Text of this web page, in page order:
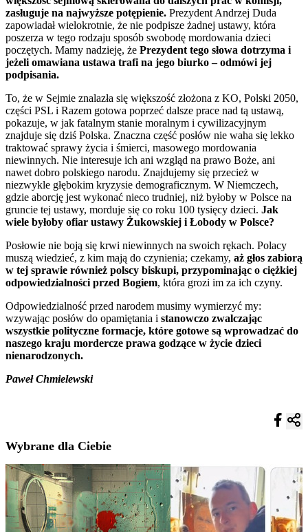
zasługuje na najwyższe potępienie. Prezydent Andrzej Duda
zapowiadał wielokrotnie, że nie podpisze żadnej ustawy, która
poszerza w tego rodzaju sposób swobodę mordowania dzieci
poczętych. Mamy nadzieję, że Prezydent tego słowa dotrzyma i
jeżeli omawiana ustawa trafi na jego biurko – odmówi jej
podpisania.
To, że w Sejmie znalazła się większość złożona z KO, Polski 2050,
części PSL i Razem gotowa poprzeć dalsze prace nad tą ustawą,
pokazuje, w jak fatalnym stanie moralnym i cywilizacyjnym
znajduje się dziś Polska. Znaczna część posłów nie waha się lekko
traktować sprawy życia i śmierci, masowego mordowania
niewinnych. Nie interesuje ich ani wzgląd na prawo Boże, ani
nawet dobro polskiego narodu. Znajdujemy się przecież w
niezwykle głębokim kryzysie demograficznym. W Niemczech,
gdzie aborcję jest wykonać nieco trudniej, niż byłoby w Polsce na
gruncie tej ustawy, morduje się co roku 100 tysięcy dzieci. Jak
wiele byłoby ofiar ustawy Żukowskiej i Łobody w Polsce?
Posłowie nie boją się krwi niewinnych na swoich rękach. Polacy
muszą wiedzieć, z kim mają do czynienia; czekamy, aż głos zabiorą
w tej sprawie również polscy biskupi, przypominając o ciężkiej
odpowiedzialności przed Bogiem, która grozi im za ich czyny.
Odpowiedzialność przed narodem musimy wymierzyć my:
wzywając posłów do opamiętania i stanowczo zwalczając
wszystkie polityczne formacje, które gotowe są wprowadzać do
naszego kraju mordercze prawa godzące w życie dzieci
nienarodzonych.
Paweł Chmielewski
Wybrane dla Ciebie